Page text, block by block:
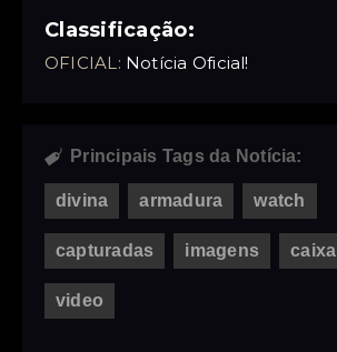
Classificação:
OFICIAL: Notícia Oficial!
 Principais Tags da Notícia:
divina armadura watch
capturadas imagens caixa
video